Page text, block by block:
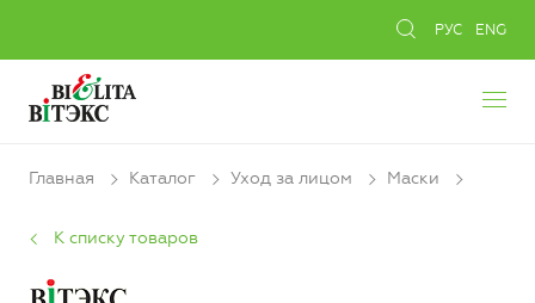
РУС ENG
Главная Каталог Уход за лицом Маски
К списку товаров